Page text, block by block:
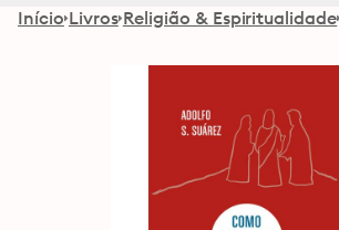
Início Livros Religião & Espiritualidade